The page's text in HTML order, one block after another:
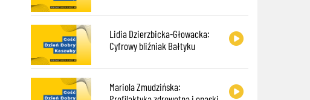
Lidia Dzierzbicka-Głowacka:
Cyfrowy bliźniak Bałtyku
Mariola Zmudzińska: